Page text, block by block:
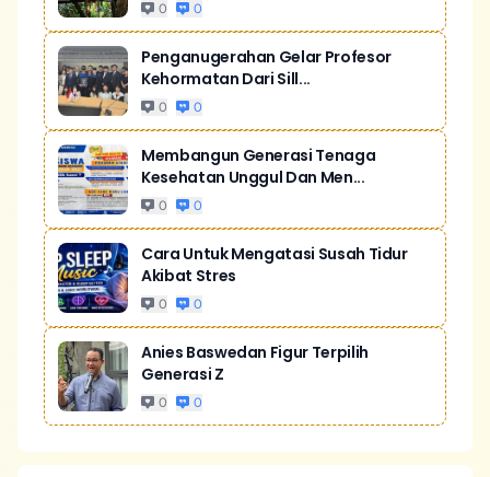
0 0
Penganugerahan Gelar Profesor
Kehormatan Dari Sill...
0 0
Membangun Generasi Tenaga
Kesehatan Unggul Dan Men...
0 0
Cara Untuk Mengatasi Susah Tidur
Akibat Stres
0 0
Anies Baswedan Figur Terpilih
Generasi Z
0 0